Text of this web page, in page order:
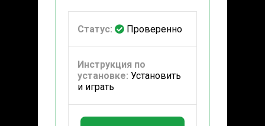
Статус: Проверенно
Инструкция по
установке: Установить
и играть